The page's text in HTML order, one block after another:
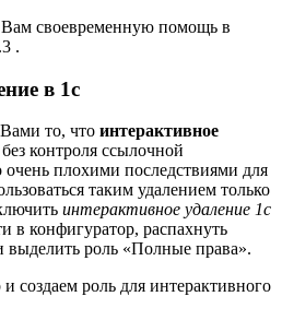
Вам своевременную помощь в
.
в 1с
то, что интерактивное
контроля ссылочной
очень плохими последствиями для
таким удалением только
интерактивное удаление 1с
в конфигуратор, распахнуть
роль «Полные права».